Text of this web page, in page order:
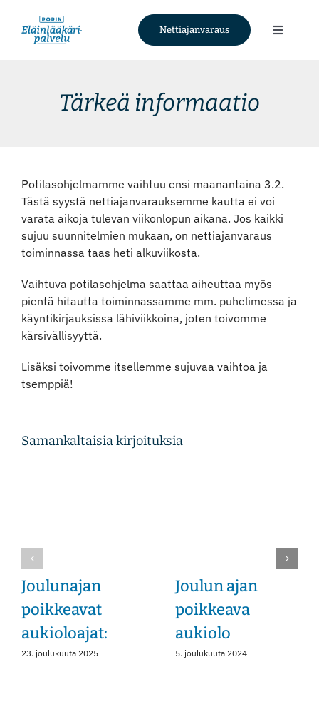
content
Nettiajanvaraus
Toggle
Tietoa meistä
Yhteystiedot
Nettiajanvaraus
Facebook
Tärkeä informaatio
Potilasohjelmamme vaihtuu ensi maanantaina 3.2.
Tästä syystä nettiajanvarauksemme kautta ei voi
varata aikoja tulevan viikonlopun aikana. Jos kaikki
sujuu suunnitelmien mukaan, on nettiajanvaraus
toiminnassa taas heti alkuviikosta.
Vaihtuva potilasohjelma saattaa aiheuttaa myös
pientä hitautta toiminnassamme mm. puhelimessa ja
käyntikirjauksissa lähiviikkoina, joten toivomme
kärsivällisyyttä.
Lisäksi toivomme itsellemme sujuvaa vaihtoa ja
tsemppiä!
Samankaltaisia kirjoituksia
Joulunajan
poikkeavat
aukioloajat:
23. joulukuuta 2025
Joulun ajan
poikkeava
aukiolo
5. joulukuuta 2024